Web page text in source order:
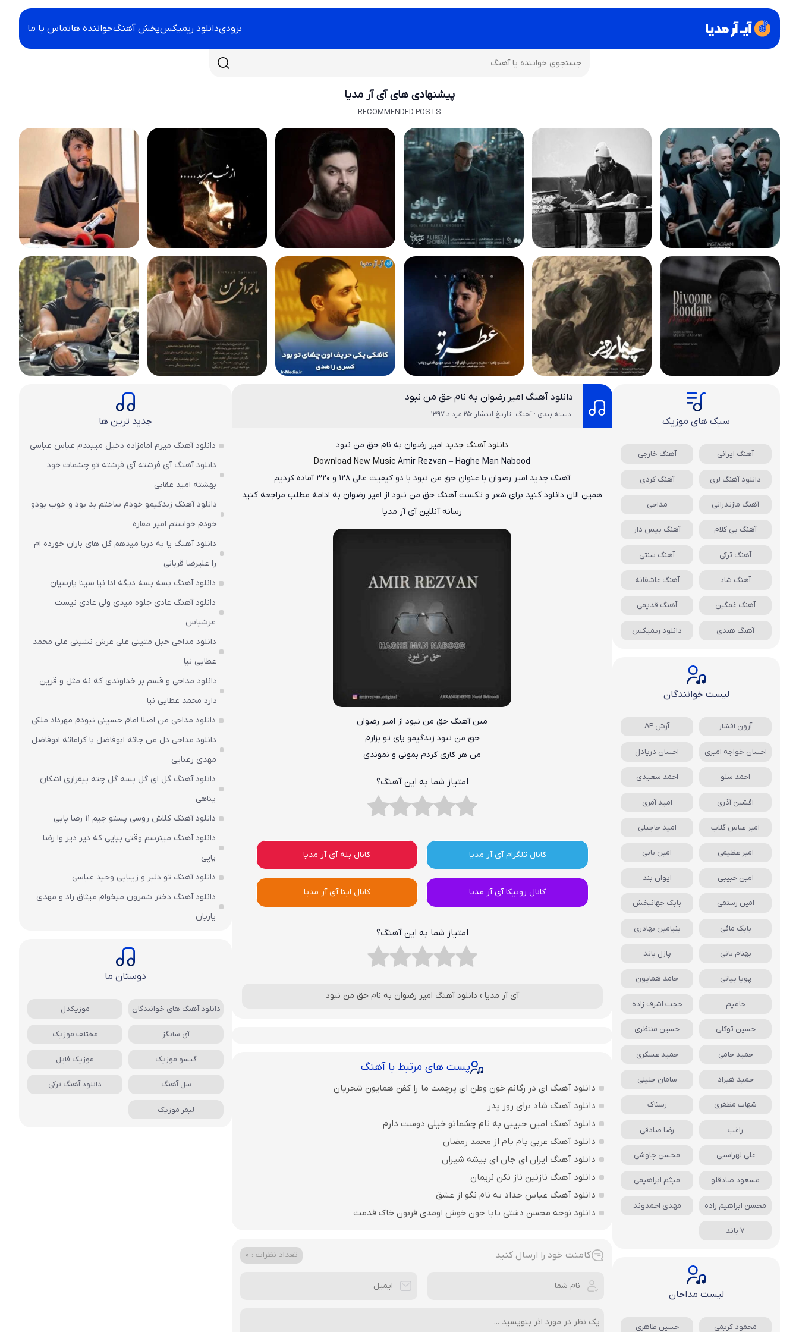
بزودیدانلود ریمیکسپخش آهنگخواننده هاتماس با ما
پیشنهادی های آی آر مدیا
RECOMMENDED POSTS
دانلود آهنگ امیر رضوان به نام حق من نبود
دسته بندی : آهنگ تاریخ انتشار :25 مرداد 1397
دانلود آهنگ جدید امیر رضوان به نام حق من نبود
Download New Music Amir Rezvan –Haghe Man Nabood
آهنگ جدید امیر رضوان با عنوان حق من نبودبا دو کیفیت عالی ۱۲۸ و ۳۲۰ آماده کردیم
همین الان دانلود کنید برای شعر و تکست آهنگ حق من نبود از امیر رضوان به ادامه مطلب مراجعه کنید
رسانه آنلاین آی آر مدیا
متن آهنگ حق من نبود از امیر رضوان
حق من نبود زندگیمو پای تو بزارم
من هر کاری کردم بمونی و نموندی
امتیاز شما به این آهنگ؟
کانال تلگرام آی آر مدیا کانال بله آی آر مدیا
کانال روبیکا آی آر مدیا کانال ایتا آی آر مدیا
امتیاز شما به این آهنگ؟
آی آر مدیا › دانلود آهنگ امیر رضوان به نام حق من نبود
پست های مرتبط با آهنگ
دانلود آهنگ ای در رگانم خون وطن ای پرچمت ما را کفن همایون شجریان
دانلود آهنگ شاد برای روز پدر
دانلود آهنگ امین حبیبی به نام چشماتو خیلی دوست دارم
دانلود آهنگ عربی بام بام از محمد رمضان
دانلود آهنگ ایران ای جان ای بیشه شیران
دانلود آهنگ نازنین ناز نکن نریمان
دانلود آهنگ عباس حداد به نام نگو از عشق
دانلود نوحه محسن دشتی بابا جون خوش اومدی قربون خاک قدمت
کامنت خود را ارسال کنید تعداد نظرات : 0
سبک های موزیک
آهنگ ایرانی آهنگ خارجی
دانلود آهنگ لری آهنگ کردی
آهنگ مازندرانی مداحی
آهنگ بی کلام آهنگ بیس دار
آهنگ ترکی آهنگ سنتی
آهنگ شاد آهنگ عاشقانه
آهنگ غمگین آهنگ قدیمی
آهنگ هندی دانلود ریمیکس
لیست خوانندگان
آرون افشار آرش AP
احسان خواجه امیری احسان دریادل
احمد سلو احمد سعیدی
افشین آذری امید آمری
امیر عباس گلاب امید حاجیلی
امیر عظیمی امین بانی
امین حبیبی ایوان بند
امین رستمی بابک جهانبخش
بابک مافی بنیامین بهادری
بهنام بانی پازل باند
پویا بیاتی حامد همایون
حامیم حجت اشرف زاده
حسین توکلی حسین منتظری
حمید حامی حمید عسکری
حمید هیراد سامان جلیلی
شهاب مظفری رستاک
راغب رضا صادقی
علی لهراسبی محسن چاوشی
مسعود صادقلو میثم ابراهیمی
محسن ابراهیم زاده مهدی احمدوند
7 باند
لیست مداحان
محمود کریمی حسین طاهری
جدید ترین ها
دانلود آهنگ میرم امامزاده دخیل میبندم عباس عباسی
دانلود آهنگ آی فرشته آی فرشته تو چشمات خود
بهشته امید عقابی
دانلود آهنگ زندگیمو خودم ساختم بد بود و خوب بودو
خودم خواستم امیر مقاره
دانلود آهنگ یا به دریا میدهم گل های باران‌ خورده ام
را علیرضا قربانی
دانلود آهنگ بسه بسه دیگه ادا نیا سینا پارسیان
دانلود آهنگ عادی جلوه میدی ولی عادی نیست
عرشیاس
دانلود مداحی حبل متینی علی عرش نشینی علی محمد
عطایی نیا
دانلود مداحی و قسم بر خداوندی که نه مثل و قرین
دارد محمد عطایی نیا
دانلود مداحی من اصلا امام حسینی نبودم مهرداد ملکی
دانلود مداحی دل من جاته ابوفاضل با کراماته ابوفاضل
مهدی رعنایی
دانلود آهنگ گل ای گل بسه گل چته بیقراری اشکان
پناهی
دانلود آهنگ کلاش روسی پستو جیم ۱۱ رضا پاپی
دانلود آهنگ میترسم وقتی بیایی که دیر دیر وا رضا
پاپی
دانلود آهنگ تو دلبر و زیبایی وحید عباسی
دانلود آهنگ دختر شمرون میخوام میثاق راد و مهدی
یاریان
دوستان ما
دانلود آهنگ های خوانندگان موزیکدل
آی سانگز مختلف موزیک
گیسو موزیک موزیک فایل
سل آهنگ دانلود آهنگ ترکی
لیمر موزیک